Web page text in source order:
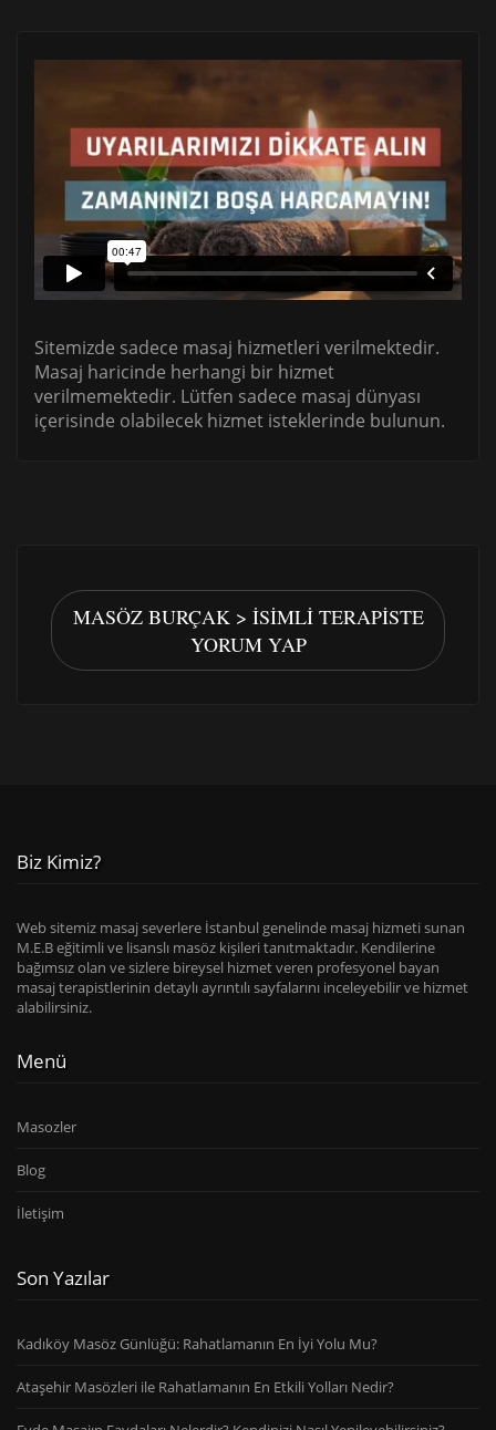
Sitemizde sadece masaj hizmetleri verilmektedir.
Masaj haricinde herhangi bir hizmet
verilmemektedir. Lütfen sadece masaj dünyası
içerisinde olabilecek hizmet isteklerinde bulunun.
MASÖZ BURÇAK > İSIMLI TERAPISTE
YORUM YAP
Biz Kimiz?
Web sitemiz masaj severlere İstanbul genelinde masaj hizmeti sunan
M.E.B eğitimli ve lisanslı masöz kişileri tanıtmaktadır. Kendilerine
bağımsız olan ve sizlere bireysel hizmet veren profesyonel bayan
masaj terapistlerinin detaylı ayrıntılı sayfalarını inceleyebilir ve hizmet
alabilirsiniz.
Menü
Masozler
Blog
İletişim
Son Yazılar
Kadıköy Masöz Günlüğü: Rahatlamanın En İyi Yolu Mu?
Ataşehir Masözleri ile Rahatlamanın En Etkili Yolları Nedir?